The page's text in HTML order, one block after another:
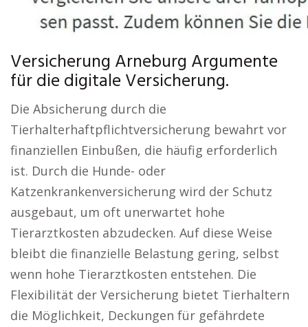
Versicherung Arneburg Argumente
für die digitale Versicherung.
Die Absicherung durch die
Tierhalterhaftpflichtversicherung bewahrt vor
finanziellen Einbußen, die häufig erforderlich
ist. Durch die Hunde- oder
Katzenkrankenversicherung wird der Schutz
ausgebaut, um oft unerwartet hohe
Tierarztkosten abzudecken. Auf diese Weise
bleibt die finanzielle Belastung gering, selbst
wenn hohe Tierarztkosten entstehen. Die
Flexibilität der Versicherung bietet Tierhaltern
die Möglichkeit, Deckungen für gefährdete